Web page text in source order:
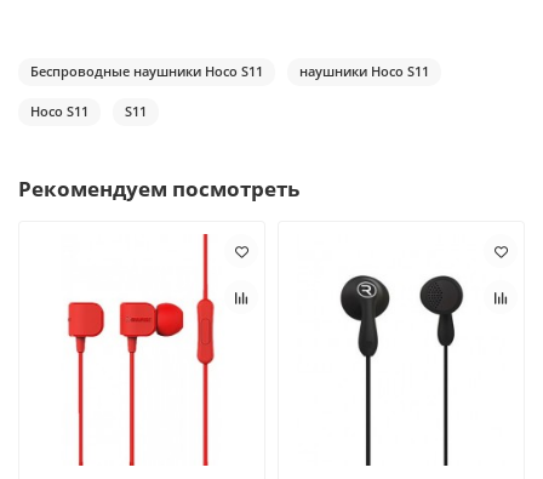
Беспроводные наушники Hoco S11 наушники Hoco S11
Hoco S11 S11
Рекомендуем посмотреть